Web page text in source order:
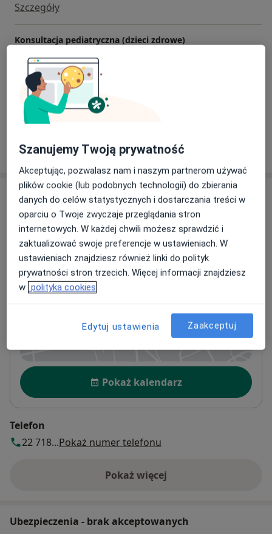
Szczegóły
Konsultacja pediatryczna (dzieci zdrowe)
286 zł Szczegóły
Kwalifikacja do szczepienia ochronnego
258 zł Szczegóły
W jaki sposób ustalane są ceny?
Adresy (2)
Adres 1 Adres 2
Centrum Medyczne enel-med - Oddział
Przyokopowa
Powiększ mapę
Dostępność
Pokaż kalendarz
Telefon
22 718...Pokaż numer telefonu
Pokaż więcej
o adresie
Ubezpieczenia - brak akceptowanych
Szanujemy Twoją prywatność
Akceptując, pozwalasz nam i naszym partnerom używać
plików cookie (lub podobnych technologii) do zbierania
danych do celów statystycznych i dostarczania treści w
oparciu o Twoje zwyczaje przeglądania stron
internetowych. W każdej chwili możesz sprawdzić i
zaktualizować swoje preferencje w ustawieniach. W
ustawieniach znajdziesz również linki do polityk
prywatności stron trzecich. Więcej informacji znajdziesz
w polityka cookies
Edytuj ustawienia Zaakceptuj